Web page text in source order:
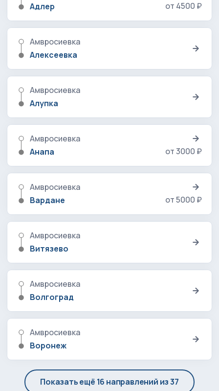
Адлер
от 4500 ₽
Амвросиевка
Алексеевка
Амвросиевка
Алупка
Амвросиевка
Анапа
от 3000 ₽
Амвросиевка
Вардане
от 5000 ₽
Амвросиевка
Витязево
Амвросиевка
Волгоград
Амвросиевка
Воронеж
Показать ещё 16 направлений из 37